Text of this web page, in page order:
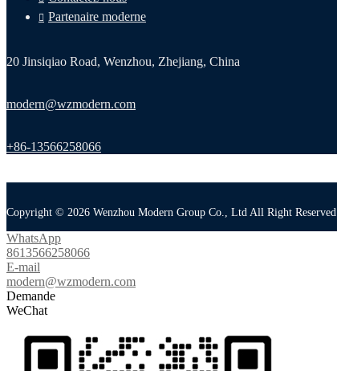
Partenaire moderne
20 Jinsiqiao Road, Wenzhou, Zhejiang, China
modern@wzmodern.com
+86-13566258066
Copyright © 2026 Wenzhou Modern Group Co., Ltd All Right Reserved
WhatsApp
8613566258066
E-mail
modern@wzmodern.com
Demande
WeChat